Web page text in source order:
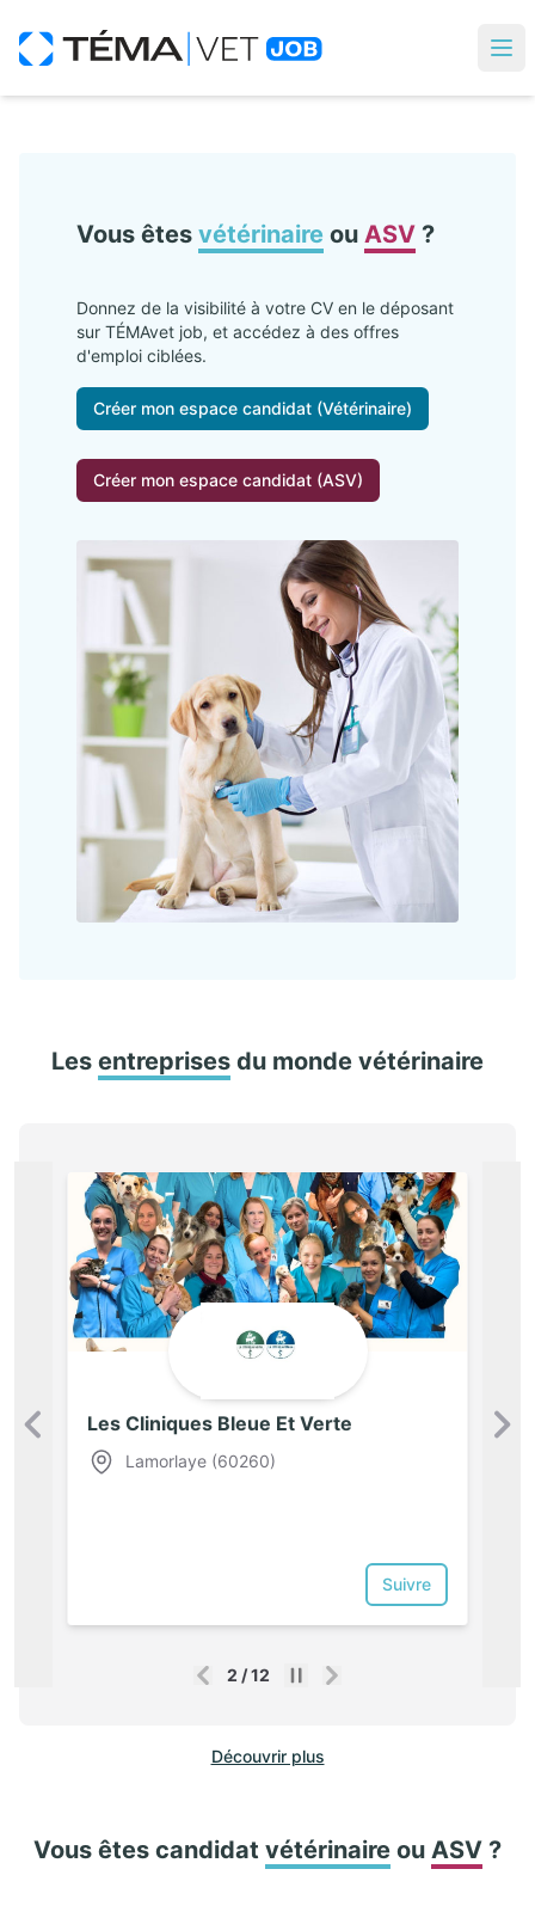
Vous êtes vétérinaire ou ASV ?
Donnez de la visibilité à votre CV en le déposant
sur TÉMAvet job, et accédez à des offres
d'emploi ciblées.
Créer mon espace candidat (Vétérinaire)
Créer mon espace candidat (ASV)
Les entreprises du monde vétérinaire
Les Cliniques Bleue Et Verte
Lamorlaye (60260)
Suivre
2 /12
Précédent
Découvrir plus
Vous êtes candidat vétérinaire ou ASV ?